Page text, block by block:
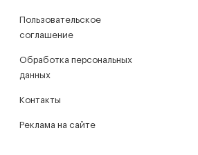
Пользовательское
соглашение
Обработка персональных
данных
Контакты
Реклама на сайте